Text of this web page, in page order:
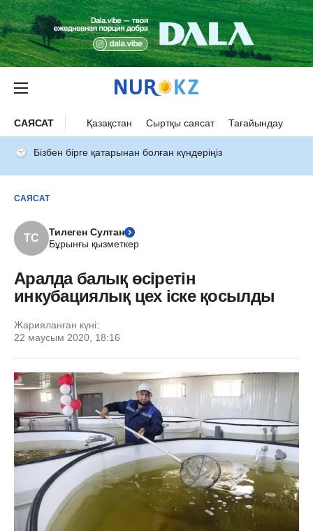
САЯСАТ Қазақстан Сыртқы саясат Тағайындау
Бізбен бірге қатарынан болған күндеріңіз
САЯСАТ
ТС
Тилеген Султан
Бұрынғы қызметкер
Аралда балық өсіретін
инкубациялық цех іске қосылды
Жарияланған күні:
22 маусым 2020, 18:16